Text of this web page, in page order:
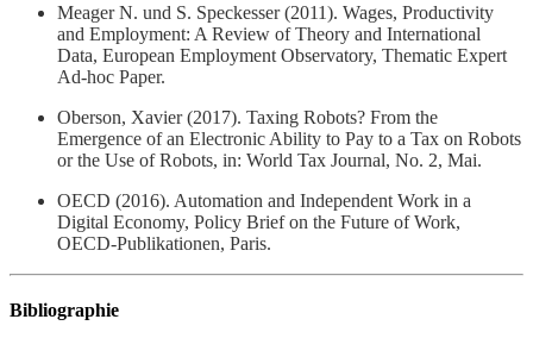
Meager N. und S. Speckesser (2011). Wages, Productivity
and Employment: A Review of Theory and International
Data, European Employment Observatory, Thematic Expert
Ad-hoc Paper.
Oberson, Xavier (2017). Taxing Robots? From the
Emergence of an Electronic Ability to Pay to a Tax on Robots
or the Use of Robots, in: World Tax Journal, No. 2, Mai.
OECD (2016). Automation and Independent Work in a
Digital Economy, Policy Brief on the Future of Work,
OECD-Publikationen, Paris.
Bibliographie